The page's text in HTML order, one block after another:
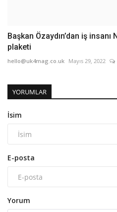
Başkan Özaydın’dan iş insanı
plaketi
hello@uk4mag.co.uk Mayıs 29, 2022
YORUMLAR
İsim
E-posta
Yorum